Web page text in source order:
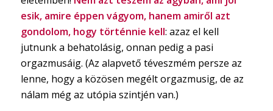
esik, amire éppen vágyom, hanem amiről azt
gondolom, hogy történnie kell: azaz el kell
jutnunk a behatolásig, onnan pedig a pasi
orgazmusáig. (Az alapvető téveszmém persze az
lenne, hogy a közösen megélt orgazmusig, de az
nálam még az utópia szintjén van.)